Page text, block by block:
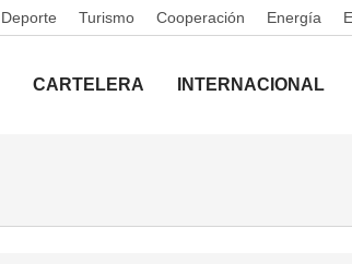
Deporte Turismo Cooperación Energía
CARTELERA INTERNACIONAL